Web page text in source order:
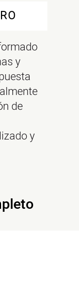
y
de
y